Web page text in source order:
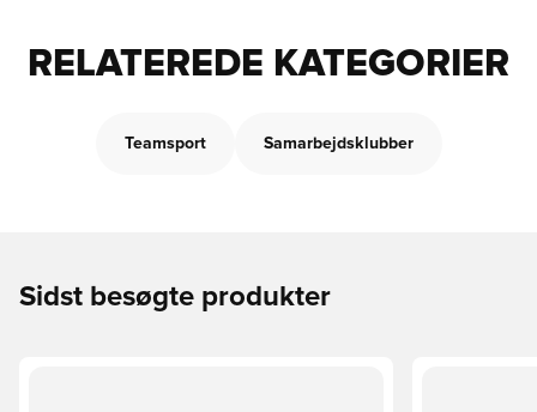
RELATEREDE KATEGORIER
Teamsport Samarbejdsklubber
Sidst besøgte produkter